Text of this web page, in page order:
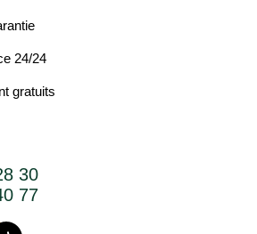
24/24
gratuits
30
77